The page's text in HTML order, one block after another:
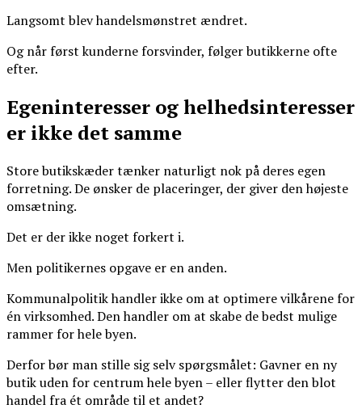
Langsomt blev handelsmønstret ændret.
Og når først kunderne forsvinder, følger butikkerne ofte
efter.
Egeninteresser og helhedsinteresser
er ikke det samme
Store butikskæder tænker naturligt nok på deres egen
forretning. De ønsker de placeringer, der giver den højeste
omsætning.
Det er der ikke noget forkert i.
Men politikernes opgave er en anden.
Kommunalpolitik handler ikke om at optimere vilkårene for
én virksomhed. Den handler om at skabe de bedst mulige
rammer for hele byen.
Derfor bør man stille sig selv spørgsmålet: Gavner en ny
butik uden for centrum hele byen – eller flytter den blot
handel fra ét område til et andet?